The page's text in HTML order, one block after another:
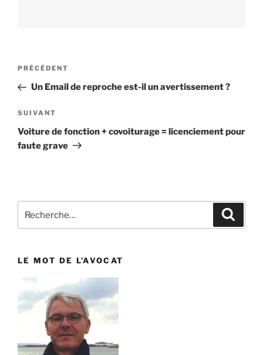
Navigation
l’article
Article
précédent
PRÉCÉDENT
Un Email de reproche est-il un avertissement ?
Article
suivant
SUIVANT
Voiture de fonction + covoiturage = licenciement pour
faute grave
pour
LE MOT DE L’AVOCAT